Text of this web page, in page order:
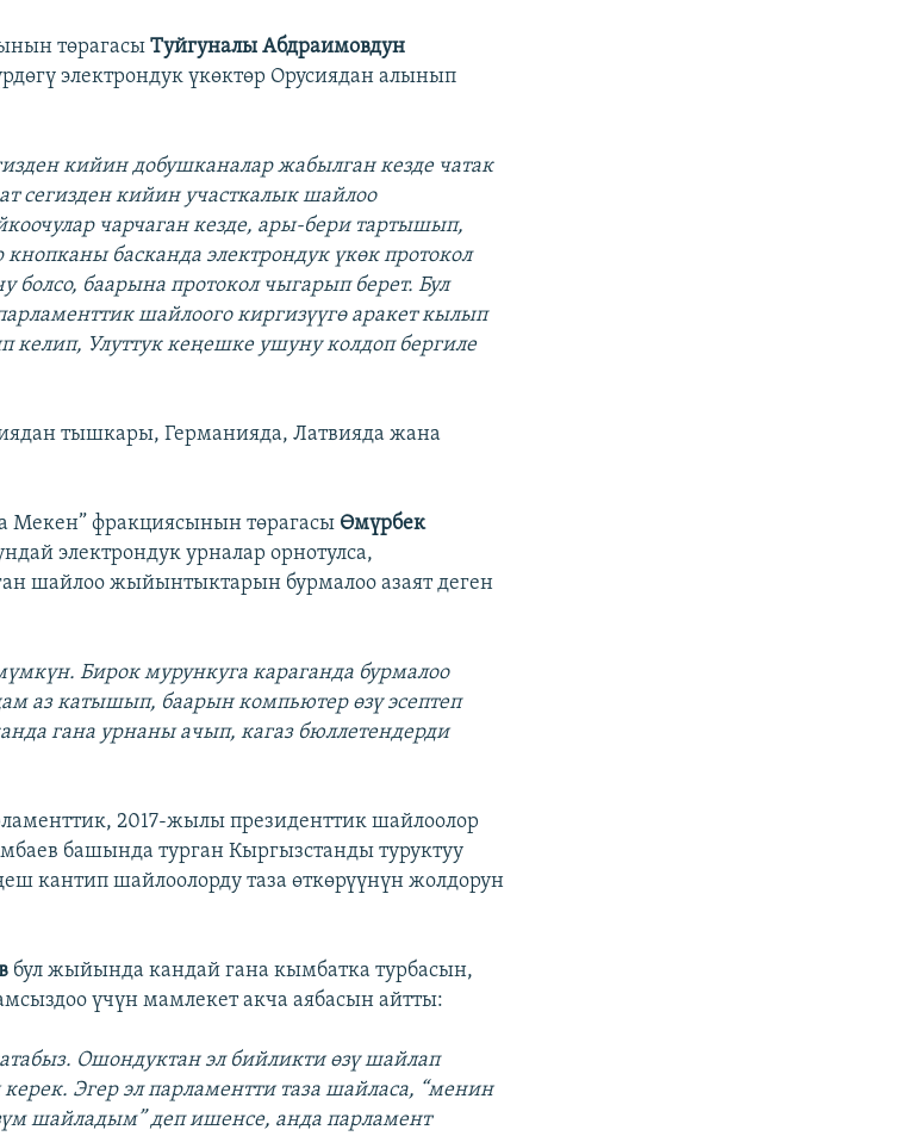
төрагасыТуйгуналы Абдраимовдун
электрондук үкөктөр Орусиядан алынып
кийин добушканалар жабылган кезде чатак
сегизден кийин участкалык шайлоо
чарчаган кезде, ары-бери тартышып,
басканда электрондук үкөк протокол
болсо, баарына протокол чыгарып берет. Бул
шайлоого киргизүүгө аракет кылып
келип, Улуттук кеңешке ушуну колдоп бергиле
тышкары, Германияда, Латвияда жана
Мекен” фракциясынын төрагасы Өмүрбек
электрондук урналар орнотулса,
шайлоо жыйынтыктарын бурмалоо азаят деген
Бирок мурункуга караганда бурмалоо
аз катышып, баарын компьютер өзү эсептеп
гана урнаны ачып, кагаз бюллетендерди
2017-жылы президенттик шайлоолор
башында турган Кыргызстанды туруктуу
кантип шайлоолорду таза өткөрүүнүн жолдорун
бул жыйында кандай гана кымбатка турбасын,
үчүн мамлекет акча аябасын айтты:
Ошондуктан эл бийликти өзү шайлап
Эгер эл парламентти таза шайласа, “менин
шайладым” деп ишенсе, анда парламент